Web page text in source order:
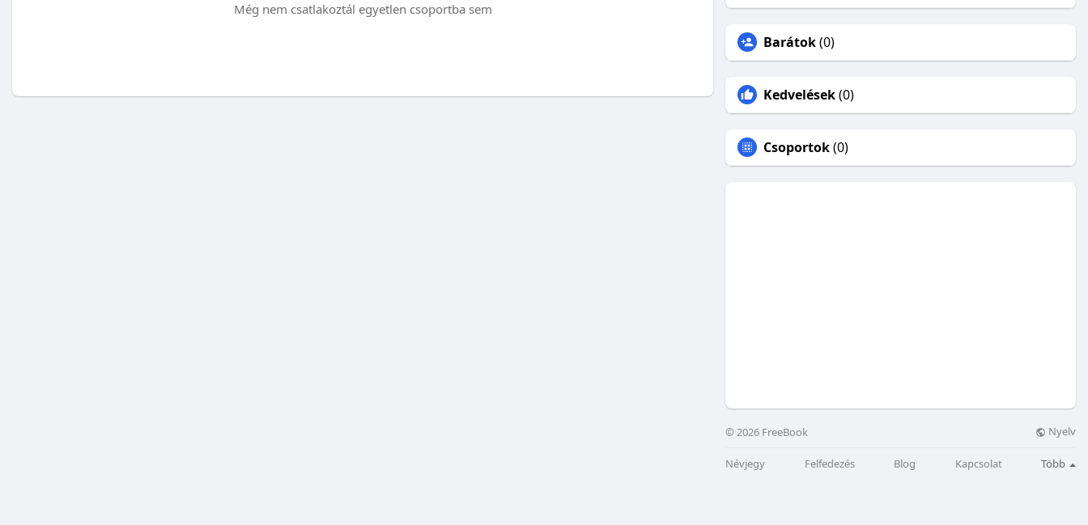
Még nem csatlakoztál egyetlen csoportba sem
Barátok(0)
Kedvelések(0)
Csoportok(0)
© 2026 FreeBook Nyelv
Névjegy Felfedezés Blog Kapcsolat Több